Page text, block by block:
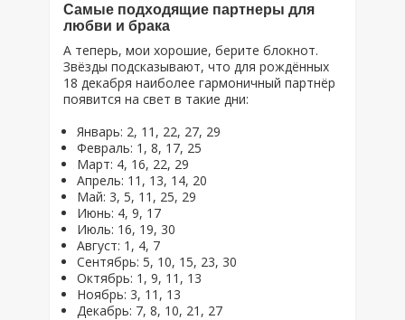
Самые подходящие партнеры для
любви и брака
А теперь, мои хорошие, берите блокнот.
Звёзды подсказывают, что для рождённых
18 декабря наиболее гармоничный партнёр
появится на свет в такие дни:
Январь: 2, 11, 22, 27, 29
Февраль: 1, 8, 17, 25
Март: 4, 16, 22, 29
Апрель: 11, 13, 14, 20
Май: 3, 5, 11, 25, 29
Июнь: 4, 9, 17
Июль: 16, 19, 30
Август: 1, 4, 7
Сентябрь: 5, 10, 15, 23, 30
Октябрь: 1, 9, 11, 13
Ноябрь: 3, 11, 13
Декабрь: 7, 8, 10, 21, 27